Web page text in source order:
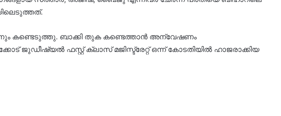
കണ്ടെടുത്തു. ബാക്കി തുക കണ്ടെത്താൻ അന്വേഷണം
ജുഡീഷ്യൽ ഫസ്റ്റ് ക്ലാസ് മജിസ്ട്രേറ്റ് ഒന്ന് കോടതിയിൽ ഹാജരാക്കിയ